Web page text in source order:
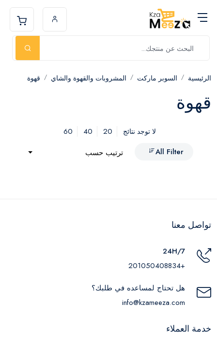
الرئيسية السوبر ماركت المشروبات والقهوة والشاي قهوة
قهوة
لا توجد نتائج 20
40
60
All Filter
ترتيب حسب
تواصل معنا
24H/7
+201050408834
هل تحتاج لمساعده في طلبك؟
info@kzameeza.com
خدمة العملاء